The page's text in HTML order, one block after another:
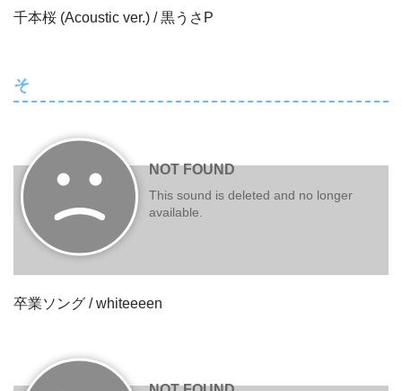
千本桜 (Acoustic ver.) / 黒うさP
そ
卒業ソング / whiteeeen